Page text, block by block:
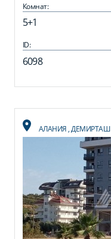
Комнат:
5+1
ID:
6098
АЛАНИЯ,ДЕМИРТАШ